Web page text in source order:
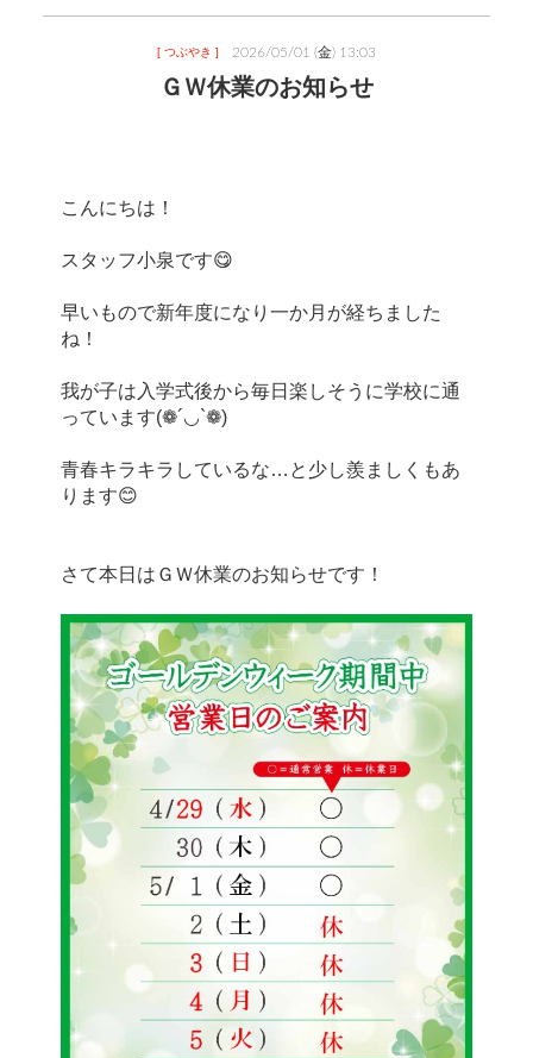
[ つぶやき ] 2026/05/01 (金) 13:03
ＧＷ休業のお知らせ
こんにちは！
スタッフ小泉です😋
早いもので新年度になり一か月が経ちました
ね！
我が子は入学式後から毎日楽しそうに学校に通
っています(❁´◡`❁)
青春キラキラしているな…と少し羨ましくもあ
ります😊
さて本日はＧＷ休業のお知らせです！